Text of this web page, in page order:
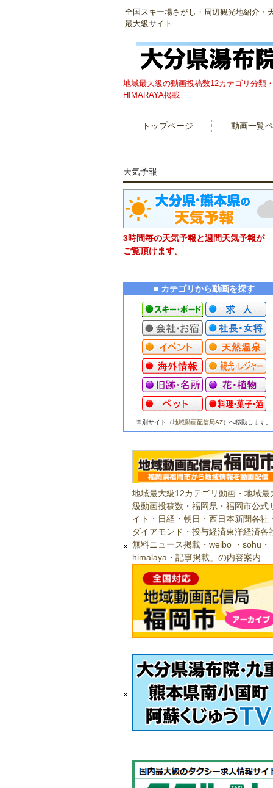
全国スキー場さがし・周辺観光地紹介・
最大級サイト
地域最大級の動画投稿数12カテゴリ分類
HIMARAYA掲載
トップページ 動画一覧
天気予報
3時間毎の天気予報と週間天気予報が
ご覧頂けます。
■ カテゴリから動画を探す
※別サイト（地域動画配信局AZ）へ移動します。
地域最大級12カテゴリ動画・地域最
級動画投稿数・福岡県・福岡市公式
イト・日経・朝日・西日本新聞各社
ダイアモンド・投与経済東洋経済各
無料ニュース掲載・weibo ・sohu・
himalaya・記事掲載」の内容案内